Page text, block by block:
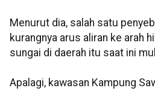
Menurut dia, salah satu
kurangnya arus aliran ke arah
sungai di daerah itu saat ini
Apalagi, kawasan Kampung